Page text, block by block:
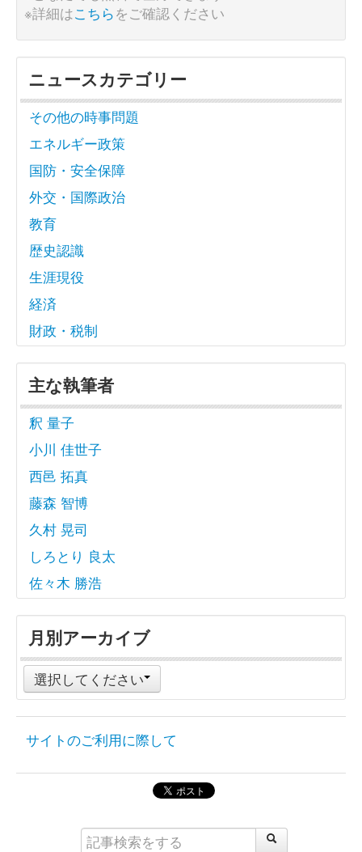
※詳細はこちらをご確認ください
ニュースカテゴリー
その他の時事問題
エネルギー政策
国防・安全保障
外交・国際政治
教育
歴史認識
生涯現役
経済
財政・税制
主な執筆者
釈 量子
小川 佳世子
西邑 拓真
藤森 智博
久村 晃司
しろとり 良太
佐々木 勝浩
月別アーカイブ
選択してください
サイトのご利用に際して